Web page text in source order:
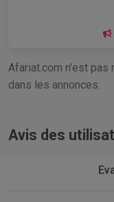
Afariat.com n'est
dans les annonces.
Avis des